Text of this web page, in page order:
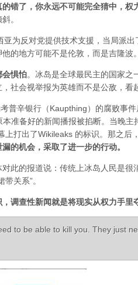
错了，你永远不可能完全猜中，权
。
为反对党提供技术支援，当局派出
的地方可能不是伦敦，而是吉隆波。
会惧怕。 冰岛是全球最民主的国家之
社会视举报为英雄而不是公敌，看
普辛银行（Kaupthing）的腐败事
本准备好的新闻播报被掐断。当晚主
打出了Wikileaks 的标识。那之后，
的机会，采取了进一步的行动。
此的报道说：传统上冰岛人民是很
关系”。
调查性新闻就是将现实从权力手里
to be able to kill you. They just